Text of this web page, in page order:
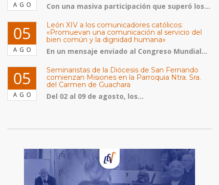
AGO Con una masiva participación que superó los...
05
AGO
León XIV a los comunicadores católicos:
«Promuevan una comunicación al servicio del
bien común y la dignidad humana»
En un mensaje enviado al Congreso Mundial...
05
AGO
Seminaristas de la Diócesis de San Fernando
comienzan Misiones en la Parroquia Ntra. Sra.
del Carmen de Guachara
Del 02 al 09 de agosto, los...